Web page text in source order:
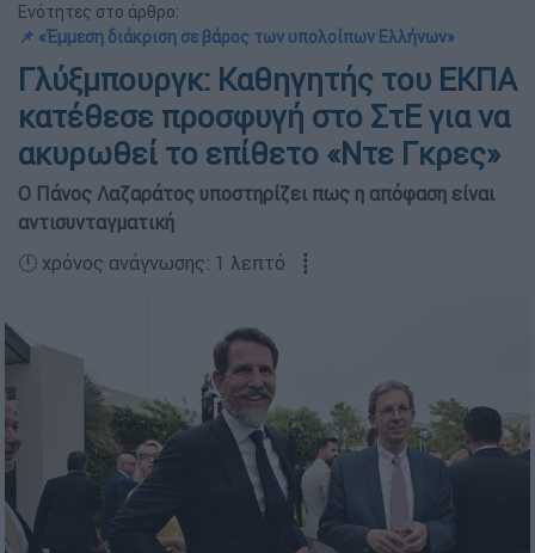
Ενότητες στο άρθρο:
📌 «Έμμεση διάκριση σε βάρος των υπολοίπων Ελλήνων»
Γλύξμπουργκ: Καθηγητής του ΕΚΠΑ
κατέθεσε προσφυγή στο ΣτΕ για να
ακυρωθεί το επίθετο «Ντε Γκρες»
O Πάνος Λαζαράτος υποστηρίζει πως η απόφαση είναι
αντισυνταγματική
🕛 χρόνος ανάγνωσης: 1 λεπτό ┋